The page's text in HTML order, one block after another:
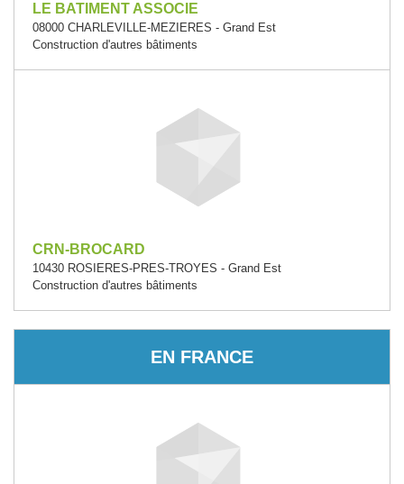
LE BATIMENT ASSOCIE
08000 CHARLEVILLE-MEZIERES - Grand Est
Construction d'autres bâtiments
CRN-BROCARD
10430 ROSIERES-PRES-TROYES - Grand Est
Construction d'autres bâtiments
EN FRANCE